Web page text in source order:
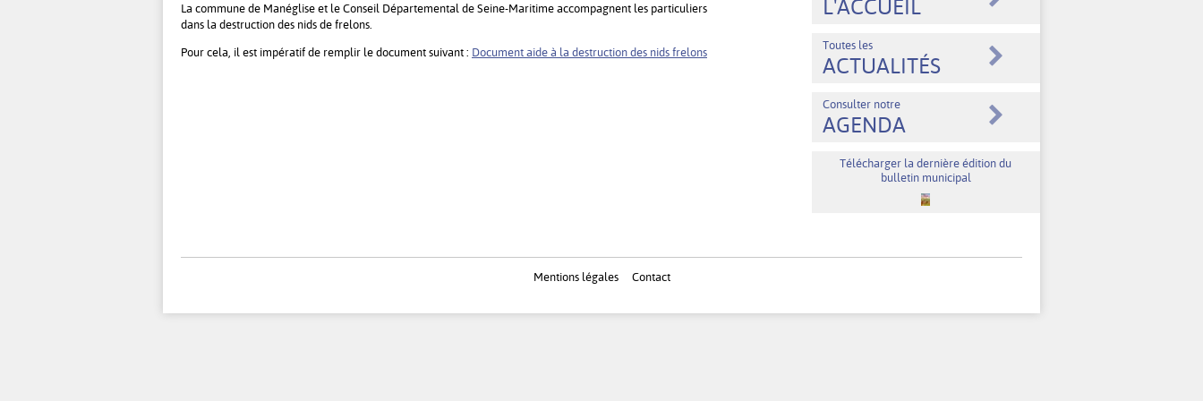
La commune de Manéglise et le Conseil Départemental de Seine-Maritime accompagnent les particuliers
dans la destruction des nids de frelons.
Pour cela, il est impératif de remplir le document suivant : Document aide à la destruction des nids frelons
L'ACCUEIL
Toutes les
ACTUALITÉS
Consulter notre
AGENDA
Télécharger la dernière édition du
bulletin municipal
Mentions légales Contact